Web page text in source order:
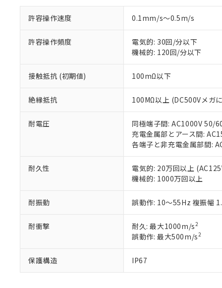
許容操作速度 0.1mm/s～0.5m/s
許容操作頻度
電気的: 30回/分以下
機械的: 120回/分以下
接触抵抗 (初期値) 100mΩ以下
絶縁抵抗 100MΩ以上 (DC500Vメガ
耐電圧
同極端子間: AC1000V 50/
充電金属部とアース間:
各端子と非充電金属部間:
耐久性
電気的: 20万回以上
機械的: 1000万回以上
耐振動 誤動作: 10～55Hz 複振幅
耐衝撃 耐久: 最大1000m/s2
誤動作: 最大500m/s2
保護構造 IP67
以下の条件をお読
本サービス
くものです。
当社制御機
い。
正式な納期
当社販売員
オムロン制御
在庫状況お
す。
マイパーツ
お客様が当
が、当社の
さい。
※当社の共同
いる法人を
仕入先様の事情に
があります。
*EU RoHS指令（10物質
鉛(Pb) 1000ppm以下、
六価クロム(Cr(Ⅵ))
フタル酸ビス(2-エチ
ル（DBP） 1000ppm
但し、RoHS指令で産業
フタル酸エステル類の
※2 対応予定月
部品在庫の切り替
※3 非含有証明
下記の非含有証明
EU RoHS指令（
51物質の非含有証
※本証明書は発行
また、RoHS指令
「○」：最大均質
「×」：最大均質
「－」：未確認で
*中国RoHS10物質の基
Pb(鉛) :1000ppm、
Cr(Ⅵ)(六価クロム) :
DBP(フタル酸ジブチル
※2 環境保護使
「ｅ」：有害物質
「10」：通常の使
味します。
「－」：未確認で
当社は、こ
う）を輸出
などの必要な
当社は貴社
置等に一切使
当社は、貴
また当社は
たしません。
記
号
説明
○ 一定数
△ 一定数
－
在庫な
機器販売
空
白
受注生